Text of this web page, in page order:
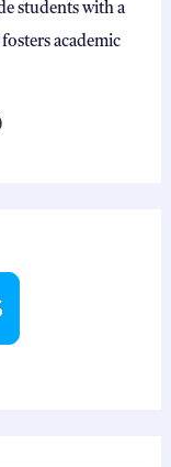
students with a
academic